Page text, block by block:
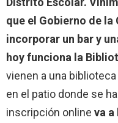
que el Gobierno de
incorporar un bar y
hoy funciona la
vienen a una
en el patio donde se
inscripción online va a